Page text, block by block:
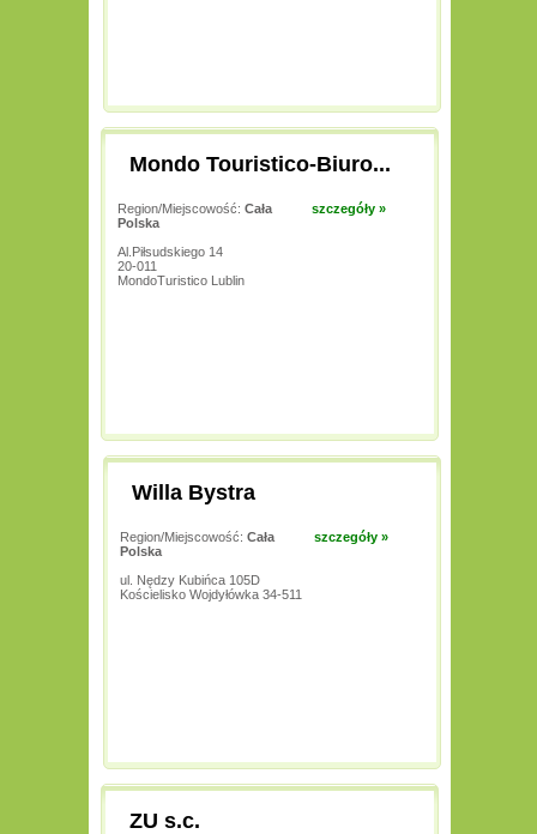
Mondo Touristico-Biuro...
szczegóły »
Region/Miejscowość: Cała
Polska
Al.Piłsudskiego 14
20-011
MondoTuristico Lublin
Willa Bystra
szczegóły »
Region/Miejscowość: Cała
Polska
ul. Nędzy Kubińca 105D
Kościelisko Wojdyłówka 34-511
ZU s.c.